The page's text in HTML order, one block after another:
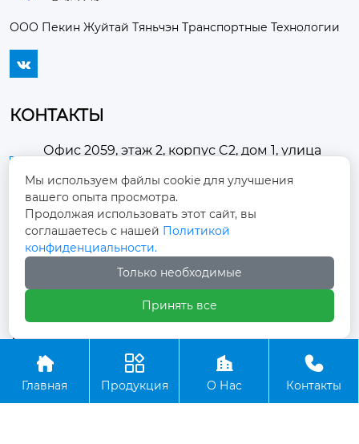
ООО Пекин Жуйтай Тяньчэн Транспортные Технологии

КОНТАКТЫ
Офис 2059, этаж 2, корпус C2, дом 1, улица
Чаоян, город Пекин
 30057528@qq.com
+86-18695102982
Авторское право © ООО Пекин Жуйтай Тяньчэн
Транспортные Технологии

Главная

Продукция

О Нас

Контакты
Мы используем файлы cookie для улучшения
вашего опыта просмотра.
Продолжая использовать этот сайт, вы
соглашаетесь с нашей Политикой
конфиденциальности.
Только необходимые
Принять все